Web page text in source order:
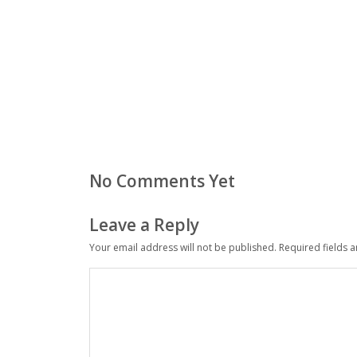
No Comments Yet
Leave a Reply
Your email address will not be published. Required fields